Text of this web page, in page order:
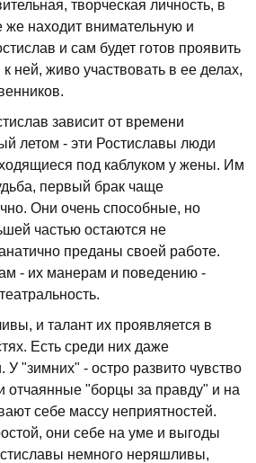
творческая личность, в
же находит внимательную и
и сам будет готов проявить
ней, живо участвовать в ее делах,
зависит от времени
летом - эти Ростиславы люди
под каблуком у жены. Им
первый брак чаще
Они очень способные, но
частью остаются не
преданы своей работе.
- их манерам и поведению -
и талант их проявляется в
Есть среди них даже
"зимних" - остро развито чувство
отчаянные "борцы за правду" и на
себе массу неприятностей.
они себе на уме и выгоды
немного неряшливы,